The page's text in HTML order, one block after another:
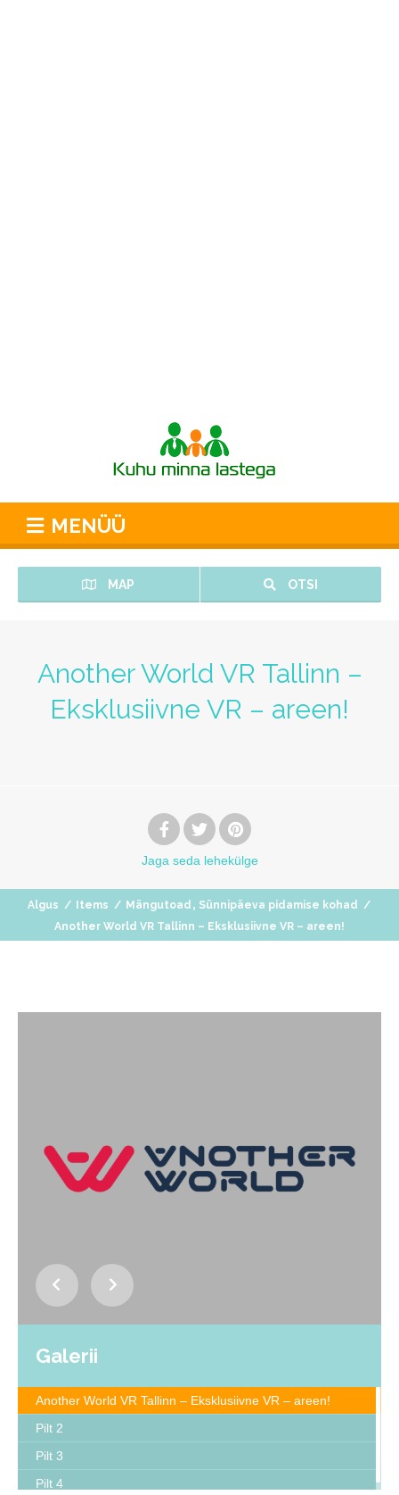
MENÜÜ
MAP OTSI
Another World VR Tallinn –
Eksklusiivne VR – areen!
Jaga seda lehekülge
Algus / Items / Mängutoad , Sünnipäeva pidamise kohad /
Another World VR Tallinn – Eksklusiivne VR – areen!
Galerii
Another World VR Tallinn – Eksklusiivne VR – areen!
Pilt 2
Pilt 3
Pilt 4